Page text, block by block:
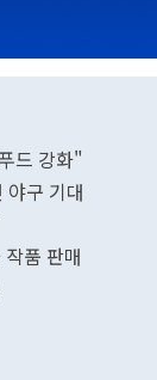
드 강화"
구 기대
품 판매